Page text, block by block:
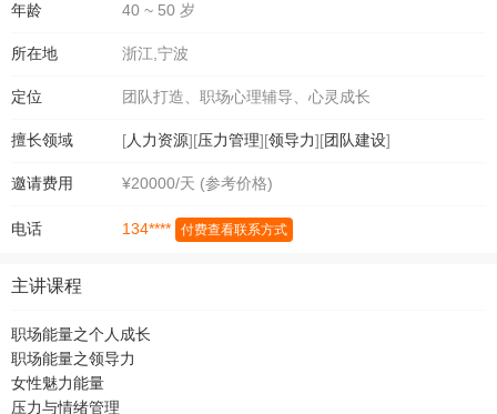
年龄 40 ~ 50 岁
所在地 浙江,宁波
定位 团队打造、职场心理辅导、心灵成长
擅长领域 [人力资源][压力管理][领导力][团队建设]
邀请费用 ¥20000/天 (参考价格)
电话 134**** 付费查看联系方式
主讲课程
职场能量之个人成长
职场能量之领导力
女性魅力能量
压力与情绪管理